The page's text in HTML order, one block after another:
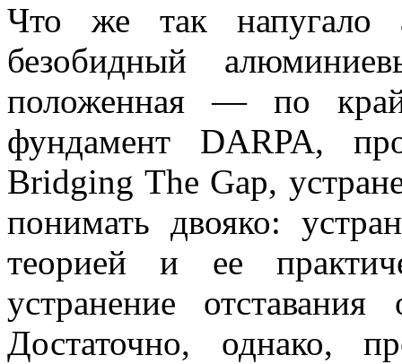
Что же так напугало
безобидный
положенная — по
фундамент DARPA,
Bridging The Gap,
понимать двояко:
теорией и ее
устранение
Достаточно, однако,